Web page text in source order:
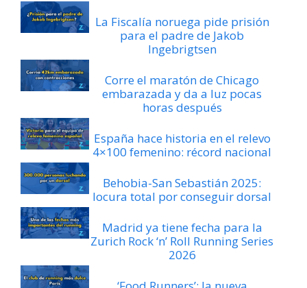
La Fiscalía noruega pide prisión
para el padre de Jakob
Ingebrigtsen
Corre el maratón de Chicago
embarazada y da a luz pocas
horas después
España hace historia en el relevo
4×100 femenino: récord nacional
Behobia-San Sebastián 2025:
locura total por conseguir dorsal
Madrid ya tiene fecha para la
Zurich Rock ‘n’ Roll Running Series
2026